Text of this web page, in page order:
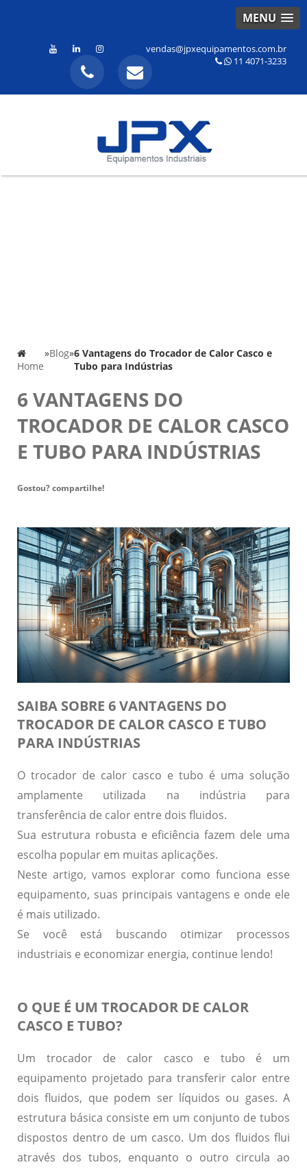
MENU
vendas@jpxequipamentos.com.br
11 4071-3233
Home
»Blog»6 Vantagens do Trocador de Calor Casco e
Tubo para Indústrias
6 VANTAGENS DO
TROCADOR DE CALOR CASCO
E TUBO PARA INDÚSTRIAS
Gostou? compartilhe!
SAIBA SOBRE 6 VANTAGENS DO
TROCADOR DE CALOR CASCO E TUBO
PARA INDÚSTRIAS
O trocador de calor casco e tubo é uma solução
amplamente utilizada na indústria para
transferência de calor entre dois fluidos.
Sua estrutura robusta e eficiência fazem dele uma
escolha popular em muitas aplicações.
Neste artigo, vamos explorar como funciona esse
equipamento, suas principais vantagens e onde ele
é mais utilizado.
Se você está buscando otimizar processos
industriais e economizar energia, continue lendo!
O QUE É UM TROCADOR DE CALOR
CASCO E TUBO?
Um trocador de calor casco e tubo é um
equipamento projetado para transferir calor entre
dois fluidos, que podem ser líquidos ou gases. A
estrutura básica consiste em um conjunto de tubos
dispostos dentro de um casco. Um dos fluidos flui
através dos tubos, enquanto o outro circula ao